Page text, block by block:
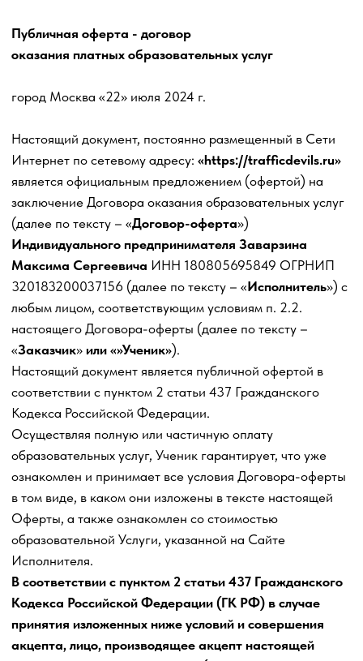
оказания платных образовательных услуг
Настоящий документ, постоянно размещенный в Сети
заключение Договора оказания образовательных услуг
(далее по тексту – «Договор-оферта»)
Индивидуального предпринимателя Заварзина
Максима Сергеевича ИНН 180805695849 ОГРНИП
320183200037156 (далее по тексту – «Исполнитель») с
любым лицом, соответствующим условиям п. 2.2.
настоящего Договора-оферты (далее по тексту –
«Заказчик»или «»Ученик» ).
Настоящий документ является публичной офертой в
соответствии с пунктом 2 статьи 437 Гражданского
Кодекса Российской Федерации.
Осуществляя полную или частичную оплату
образовательных услуг, Ученик гарантирует, что уже
ознакомлен и принимает все условия Договора-оферты
в том виде, в каком они изложены в тексте настоящей
Оферты, а также ознакомлен со стоимостью
образовательной Услуги, указанной на Сайте
Исполнителя.
В соответствии с пунктом 2 статьи 437 Гражданского
Кодекса Российской Федерации (ГК РФ) в случае
принятия изложенных ниже условий и совершения
акцепта, лицо, производящее акцепт настоящей
оферты, становится Учеником(в соответствии с
равносилен заключению договора на условиях,
изложенных в оферте). Поэтому внимательно
прочитайте текст данной оферты и, если вы не
согласны с каким-либо пунктом настоящей оферты,
Исполнитель предлагает вам отказаться от
совершения каких-либо действий, необходимых для
акцепта.
Ученик обязан полностью ознакомиться с условиями
Оферты до момента внесения полной или частичной
оплаты по Договору-оферте. Акцептуя настоящую
Оферту Ученик подтверждает, что заключает Договор-